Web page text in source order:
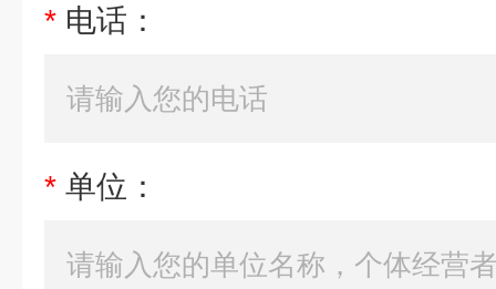
* 电话：
* 单位：